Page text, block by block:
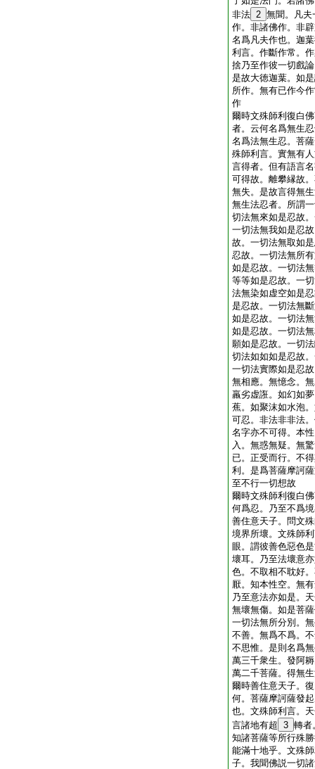
非法 2 無聞。凡夫
作。非諸佛作。非
名爲凡夫作也。迦
利言。作斷作常。
捨乃至作彼一切戲
是故大徳迦葉。如
所作。無有已作今
作
爾時文殊師利復白
者。云何名爲無生
名爲法無生忍。菩
殊師利言。實無有
言得者。但有語言
可得故。離攀縁故
無失。是故言得無
無生法忍者。所謂
切法無來如是忍故
一切法無我如是忍
故。一切法無取如
忍故。一切法無所
如是忍故。一切法
等等如是忍故。一
法無染如虚空如是
是忍故。一切法無
如是忍故。一切法
如是忍故。一切法
願如是忍故。一切
切法如如如是忍故
一切法實際如是忍
無相應。無憶念。
羸劣虚誑。如幻如
蕉。如聚沫如水泡
可忍。非法非非法
名字亦不可得。本
入。無惑無疑。無
已。正受而行。不
利。是爲菩薩摩訶
至不行一切想故
爾時文殊師利復白
何爲忍。乃至不爲
善住意天子。問文
境界所壞。文殊師
眼。謂彼善色惡色
壞耳。乃至法壞意
色。不取相不耽好
厭。知本性空。無
乃至意法亦如是。
無壞無傷。如是菩
一切法無所分別。
不善。無爲不爲。
不思惟。是則名爲
萬三千衆生。發阿
萬二千菩薩。得無
爾時善住意天子。
何。菩薩摩訶薩發
也。文殊師利言。
言諸地有超 3 轉者
知諸菩薩等所行殊
能滿十地乎。文殊
子。我聞佛説一切